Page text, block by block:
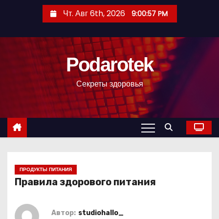
с
Чт. Авг 6th, 2026 9:00:58 PM
Podarotek
Секреты здоровья
ПРОДУКТЫ ПИТАНИЯ
Правила здорового питания
Автор: studiohallo_